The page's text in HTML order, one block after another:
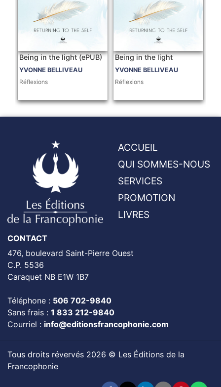
Being in the light (ePUB)
YVONNE BELLIVEAU
Réflexions
Being in the light
YVONNE BELLIVEAU
Réflexions
ACCUEIL
QUI SOMMES-NOUS
SERVICES
PROMOTION
LIVRES
CONTACT
476, boulevard Saint-Pierre Ouest
C.P. 5536
Caraquet NB E1W 1B7
Téléphone : 506 702-9840
Sans frais : 1 833 212-9840
Courriel : info@editionsfrancophonie.com
Tous droits révervés 2026 © Les Éditions de la
Francophonie